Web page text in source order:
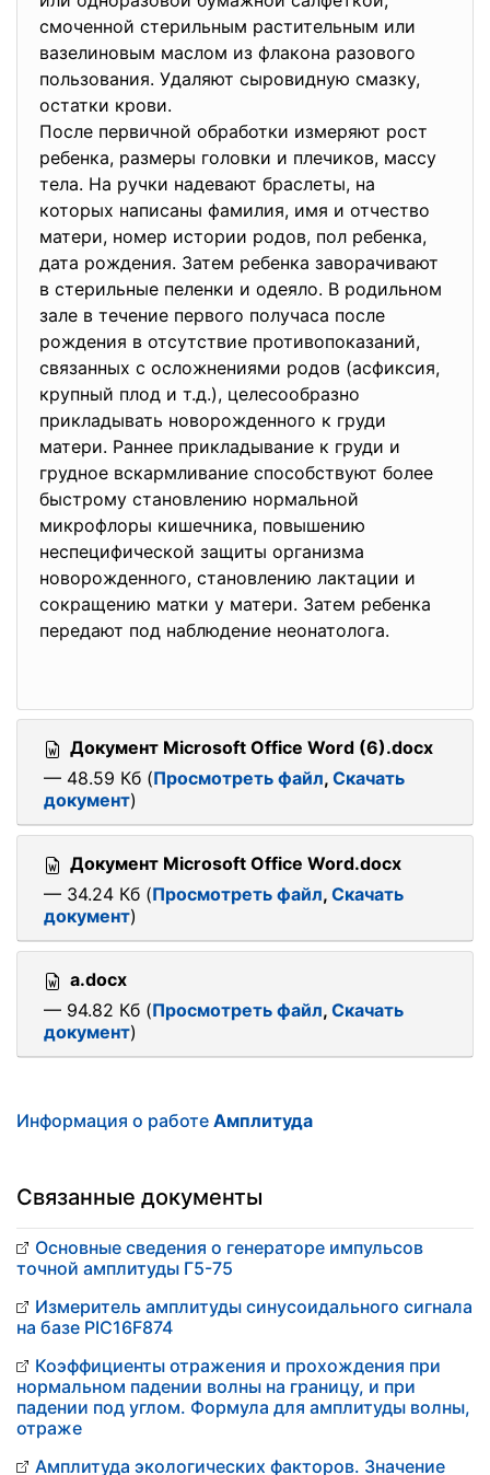
смоченной стерильным растительным или
вазелиновым маслом из флакона разового
пользования. Удаляют сыровидную смазку,
остатки крови.
После первичной обработки измеряют рост
ребенка, размеры головки и плечиков, массу
тела. На ручки надевают браслеты, на
которых написаны фамилия, имя и отчество
матери, номер истории родов, пол ребенка,
дата рождения. Затем ребенка заворачивают
в стерильные пеленки и одеяло. В родильном
зале в течение первого получаса после
рождения в отсутствие противопоказаний,
связанных с осложнениями родов (асфиксия,
крупный плод и т.д.), целесообразно
прикладывать новорожденного к груди
матери. Раннее прикладывание к груди и
грудное вскармливание способствуют более
быстрому становлению нормальной
микрофлоры кишечника, повышению
неспецифической защиты организма
новорожденного, становлению лактации и
сокращению матки у матери. Затем ребенка
передают под наблюдение неонатолога.
Документ Microsoft Office Word (6).docx
— 48.59 Кб (Просмотреть файл, Скачать
документ)
Документ Microsoft Office Word.docx
— 34.24 Кб (Просмотреть файл, Скачать
документ)
а.docx
— 94.82 Кб (Просмотреть файл, Скачать
документ)
Информация о работе Амплитуда
Связанные документы
Основные сведения о генераторе импульсов
точной амплитуды Г5-75
Измеритель амплитуды синусоидального сигнала
на базе PIC16F874
Коэффициенты отражения и прохождения при
нормальном падении волны на границу, и при
падении под углом. Формула для амплитуды волны,
отраже
Амплитуда экологических факторов. Значение